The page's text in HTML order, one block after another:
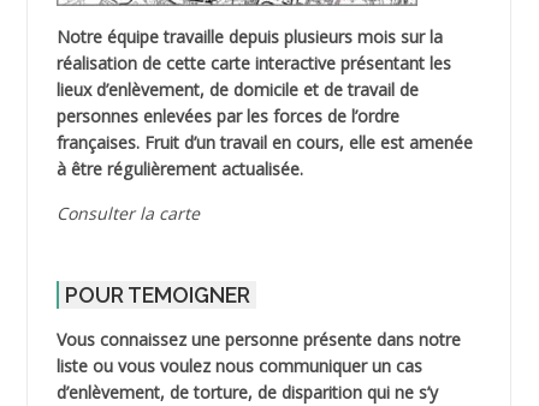
Notre équipe travaille depuis plusieurs mois sur la
réalisation de cette carte interactive présentant les
lieux d’enlèvement, de domicile et de travail de
personnes enlevées par les forces de l’ordre
françaises. Fruit d’un travail en cours, elle est amenée
à être régulièrement actualisée.
Consulter la carte
POUR TEMOIGNER
Vous connaissez une personne présente dans notre
liste ou vous voulez nous communiquer un cas
d’enlèvement, de torture, de disparition qui ne s’y